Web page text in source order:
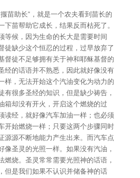
苗助长”，就是一个农夫看到苗长的
下苗帮助它成长，结果反而枯死了。
等候，因为生命的长大是需要时间
徒缺少这个恒忍的过程，过早放弃了
督徒不足够拥有关于神和耶稣基督的
经的话语并不熟悉，因此就好像没有
样，无法开始这个汽油变化为动力的
有很多圣经的知识，但是缺少祷告，
箱却没有开火，开启这个燃烧的过
读经，就好像汽车加油一样；也必须
开始燃烧一样；只要这两个步骤同时
源源不断地能力产生出来。而汽车点
像圣灵的光照一样。如果没有汽油，
燃烧。圣灵常常需要光照神的话语，
但是我们如果不认识并储备神的话